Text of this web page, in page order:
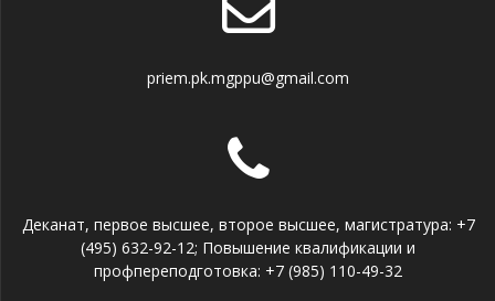
priem.pk.mgppu@gmail.com
Деканат, первое высшее, второе высшее, магистратура: +7
(495) 632-92-12; Повышение квалификации и
профпереподготовка: +7 (985) 110-49-32